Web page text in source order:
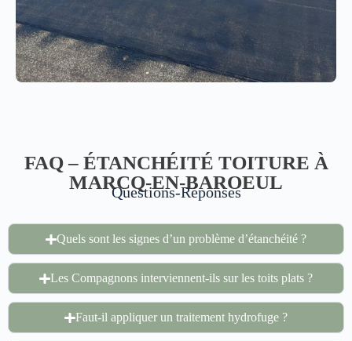
FAQ – ÉTANCHÉITÉ TOITURE À
MARCQ-EN-BAROEUL
Questions-Réponses
Quels sont les signes d’un problème d’étanchéité ?
Les Compagnons interviennent-ils sur les toits plats ?
Faut-il appliquer un traitement hydrofuge ?